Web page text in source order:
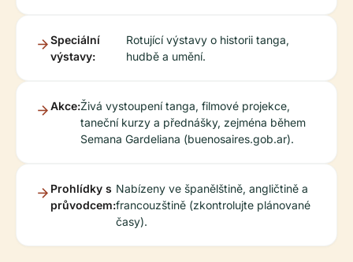
Speciální
výstavy:
Rotující výstavy o historii tanga,
hudbě a umění.
Akce:Živá vystoupení tanga, filmové projekce,
taneční kurzy a přednášky, zejména během
Semana Gardeliana (buenosaires.gob.ar).
Prohlídky s
průvodcem:
Nabízeny ve španělštině, angličtině a
francouzštině (zkontrolujte plánované
časy).